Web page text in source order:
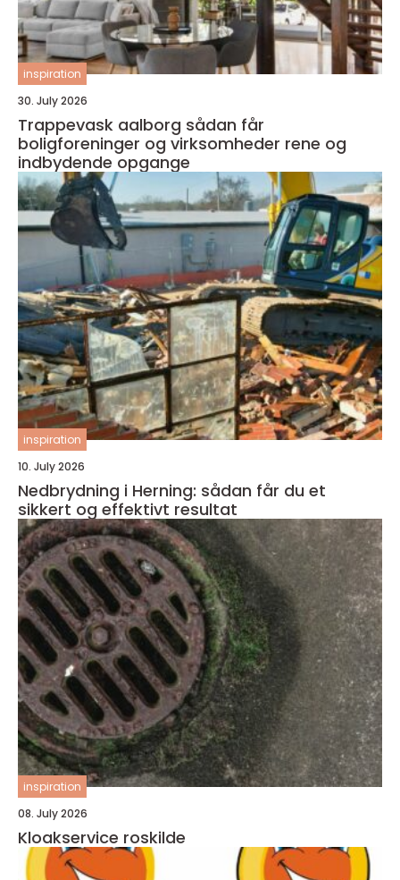
inspiration
30. July 2026
Trappevask aalborg sådan får
boligforeninger og virksomheder rene og
indbydende opgange
inspiration
10. July 2026
Nedbrydning i Herning: sådan får du et
sikkert og effektivt resultat
inspiration
08. July 2026
Kloakservice roskilde